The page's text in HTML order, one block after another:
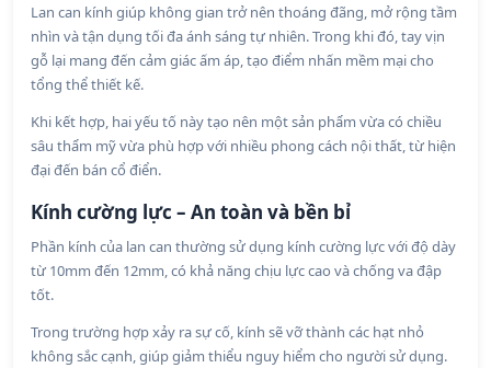
Lan can kính giúp không gian trở nên thoáng đãng, mở rộng tầm
nhìn và tận dụng tối đa ánh sáng tự nhiên. Trong khi đó, tay vịn
gỗ lại mang đến cảm giác ấm áp, tạo điểm nhấn mềm mại cho
tổng thể thiết kế.
Khi kết hợp, hai yếu tố này tạo nên một sản phẩm vừa có chiều
sâu thẩm mỹ vừa phù hợp với nhiều phong cách nội thất, từ hiện
đại đến bán cổ điển.
Kính cường lực – An toàn và bền bỉ
Phần kính của lan can thường sử dụng kính cường lực với độ dày
từ 10mm đến 12mm, có khả năng chịu lực cao và chống va đập
tốt.
Trong trường hợp xảy ra sự cố, kính sẽ vỡ thành các hạt nhỏ
không sắc cạnh, giúp giảm thiểu nguy hiểm cho người sử dụng.